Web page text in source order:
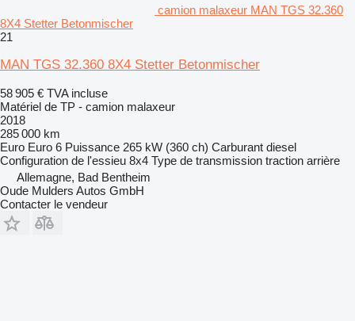
camion malaxeur MAN TGS 32.360
8X4 Stetter Betonmischer
21
MAN TGS 32.360 8X4 Stetter Betonmischer
58 905 € TVA incluse
Matériel de TP - camion malaxeur
2018
285 000 km
Euro Euro 6 Puissance 265 kW (360 ch) Carburant diesel
Configuration de l'essieu 8x4 Type de transmission traction arrière
Allemagne, Bad Bentheim
Oude Mulders Autos GmbH
Contacter le vendeur